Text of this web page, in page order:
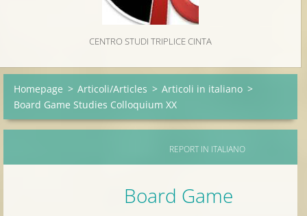
CENTRO STUDI TRIPLICE CINTA
Homepage > Articoli/Articles > Articoli in italiano >
Board Game Studies Colloquium XX
REPORT IN ITALIANO
Board Game